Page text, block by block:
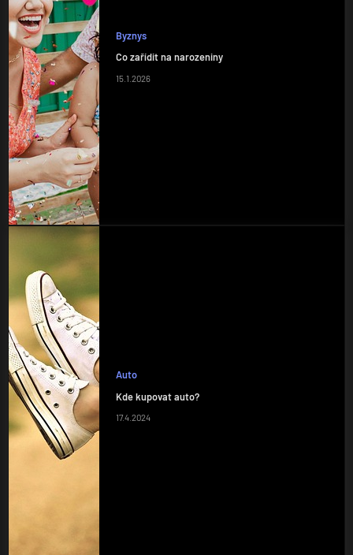
Byznys
Co zařídit na narozeniny
15.1.2026
Auto
Kde kupovat auto?
17.4.2024